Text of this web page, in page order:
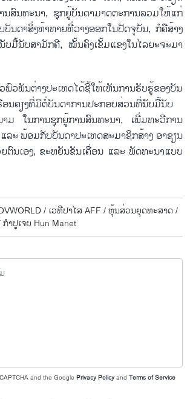
ສົນ​ທະ​ນາ, ຊຸກ​ຍູ້​ບັນ​ດາ​ມາດ​ຕະ​ການ​ລວມ​ໃຫ້​ແກ່
ນ​ດາ​ສິ່ງ​ທ້າ​ທາຍ​ທີ່​ວາງ​ອອກ​ໃນ​ປັດ​ຈຸ​ບັນ, ກໍ​ຄື​ສ້າງ​
ມື້​ນັບ​ສາ​ມັກ​ຄີ, ໝັ້ນ​ຄົງ​ເຂັ້ມ​ແຂງ​ໃນ​ໄລ​ຍະ​ຈ​ະ​ມາ​
ພົວ​ພັນ​ຕ່າງ​ປະ​ເທດ​ໄດ້​ຊີ້​ໃຫ້​ເຫັນ​ການ​ຮັບ​ຮູ້​ຂອງ​ບັນ​
ອນ​ຄຽງ​ທີ່​ມີ​ຕໍ່​ບັນ​ດາ​ການ​ປະ​ກອບ​ສ່ວນ​ທີ່​ນັບ​ມື້​ນັບ​
ມ ໃນ​ການ​ຊຸກ​ຍູ້​ການ​ສົນ​ທະ​ນາ, ເພີ່ມ​ທະ​ວີ​ການ​
ະ ພ້ອມ​ກັບ​ບັນ​ດາ​ປະ​ເທດ​ສະ​ມາ​ຊິກ​ສ້າງ ອາ​ຊຽນ
ຕົນ​ເອງ, ຂະ​ຫ​ຍັນ​ຂັນ​ເຄື່ອນ​ ແລະ ພັດ​ທະ​ນາ​ແບບ​
/ ເວ​ທີ​ປາ​ໄສ AFF /ຫຸ້ນ​ສ່ວນ​ຍຸດ​ທະ​ສາດ​ /
ຳ​ປູ​ເຈຍ Hun Manet
and the Google Privacy Policyand Terms of Service